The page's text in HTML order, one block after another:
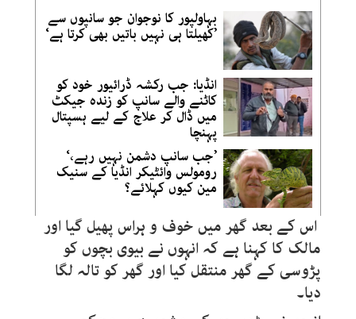
بہاولپور کا نوجوان جو سانپوں سے
’کھیلتا ہی نہیں باتیں بھی کرتا ہے‘
انڈیا: جب رکشہ ڈرائیور خود کو
کاٹنے والے سانپ کو زندہ جیکٹ
میں ڈال کر علاج کے لیے ہسپتال
پہنچا
’جب سانپ دشمن نہیں رہے،‘
رومولس وائٹیکر انڈیا کے سنیک
مین کیوں کہلائے؟
اس کے بعد گھر میں خوف و ہراس پھیل گیا اور
مالک کا کہنا ہے کہ انہوں نے بیوی بچوں کو
پڑوسی کے گھر منتقل کیا اور گھر کو تالہ لگا
دیا۔